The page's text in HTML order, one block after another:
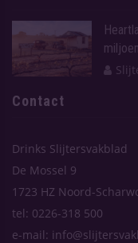
Contact
Drinks Slijtersvakblad
De Mossel 9
1723 HZ Noord-
tel: 0226-318 500
e-mail: